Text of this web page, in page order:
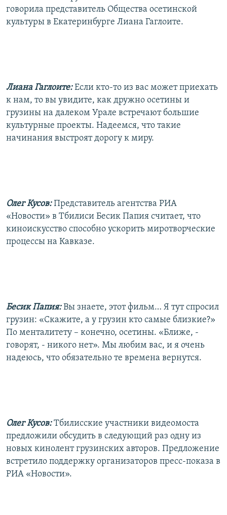
говорила представитель Общества осетинской
культуры в Екатеринбурге Лиана Гаглоите.
Лиана Гаглоите:Если кто-то из вас может приехать
к нам, то вы увидите, как дружно осетины и
грузины на далеком Урале встречают большие
культурные проекты. Надеемся, что такие
начинания выстроят дорогу к миру.
Олег Кусов:Представитель агентства РИА
«Новости» в Тбилиси Бесик Папия считает, что
киноискусство способно ускорить миротворческие
процессы на Кавказе.
Бесик Папия:Вы знаете, этот фильм… Я тут спросил
грузин: «Скажите, а у грузин кто самые близкие?»
По менталитету – конечно, осетины. «Ближе, -
говорят, - никого нет». Мы любим вас, и я очень
надеюсь, что обязательно те времена вернутся.
Олег Кусов:Тбилисские участники видеомоста
предложили обсудить в следующий раз одну из
новых кинолент грузинских авторов. Предложение
встретило поддержку организаторов пресс-показа в
РИА «Новости».